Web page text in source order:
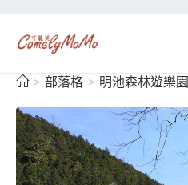
> 部落格 > 明池森林遊樂園